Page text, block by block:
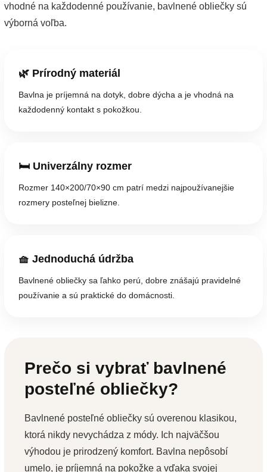
vhodné na každodenné používanie, bavlnené obliečky sú
výborná voľba.
🌿 Prírodný materiál
Bavlna je príjemná na dotyk, dobre dýcha a je vhodná na
každodenný kontakt s pokožkou.
🛏️ Univerzálny rozmer
Rozmer 140×200/70×90 cm patrí medzi najpoužívanejšie
rozmery posteľnej bielizne.
🧺 Jednoduchá údržba
Bavlnené obliečky sa ľahko perú, dobre znášajú pravidelné
používanie a sú praktické do domácnosti.
Prečo si vybrať bavlnené
posteľné obliečky?
Bavlnené posteľné obliečky sú overenou klasikou,
ktorá nikdy nevychádza z módy. Ich najväčšou
výhodou je prirodzený komfort. Bavlna nepôsobí
umelo, je príjemná na pokožke a vďaka svojej